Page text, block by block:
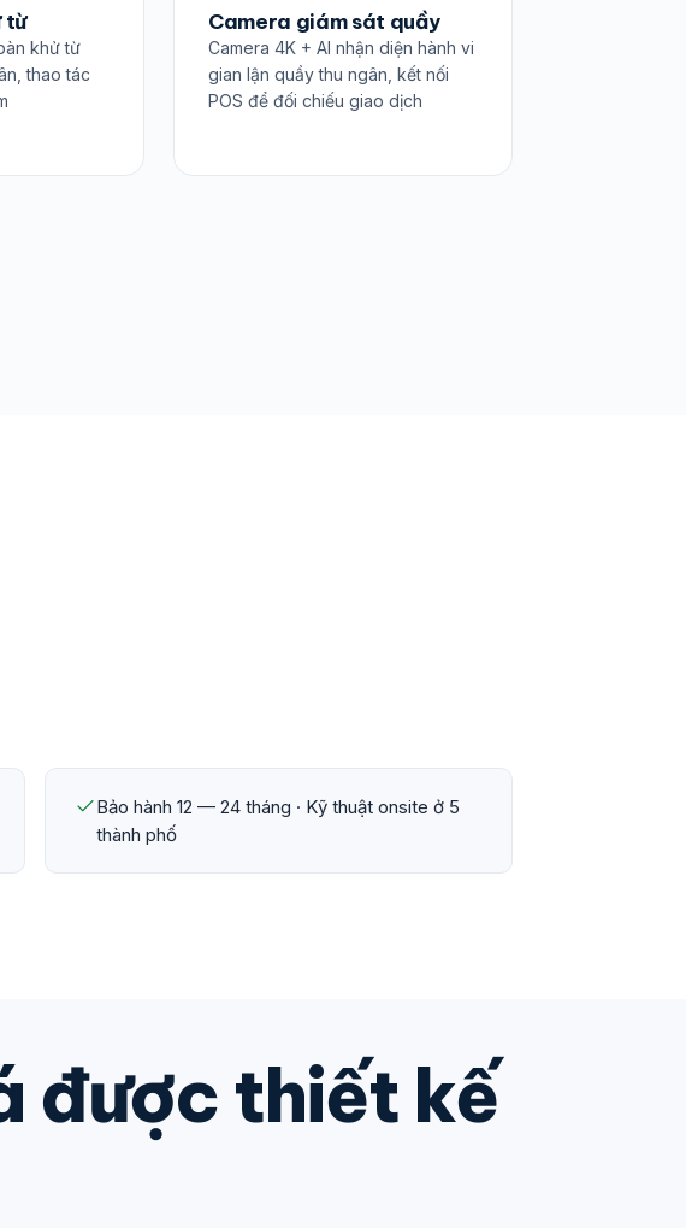
từ
khử từ
thao tác
Camera giám sát quầy
Camera 4K + AI nhận diện hành vi
gian lận quầy thu ngân, kết nối
POS để đối chiếu giao dịch
Bảo hành 12 — 24 tháng · Kỹ thuật onsite ở 5
thành phố
được thiết kế